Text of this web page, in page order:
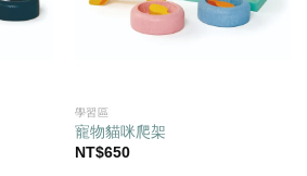
學習區
寵物貓咪爬架
NT$650